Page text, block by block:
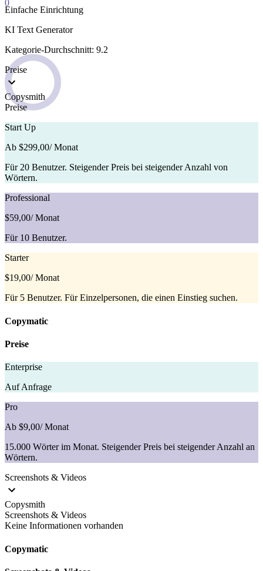
0
Einfache Einrichtung
KI Text Generator
Kategorie-Durchschnitt: 9.2
Preise
Copysmith
Preise
Start Up
Ab $299,00/ Monat
Für 20 Benutzer. Steigender Preis bei steigender Anzahl von
Wörtern.
Professional
$59,00/ Monat
Für 10 Benutzer.
Starter
$19,00/ Monat
Für 5 Benutzer. Für Einzelpersonen, die einen Einstieg suchen.
Copymatic
Preise
Enterprise
Auf Anfrage
Pro
Ab $9,00/ Monat
15.000 Wörter im Monat. Steigender Preis bei steigender Anzahl an
Wörtern.
Screenshots & Videos
Copysmith
Screenshots & Videos
Keine Informationen vorhanden
Copymatic